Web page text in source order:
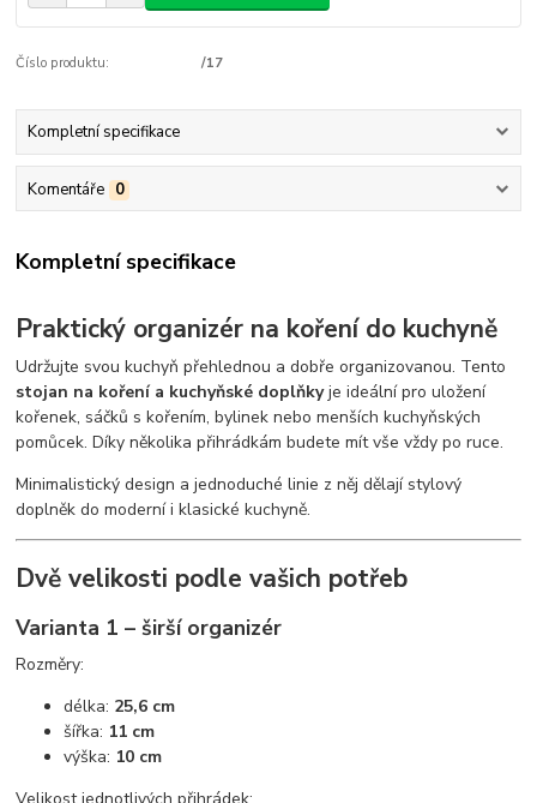
Číslo produktu: /17
Kompletní specifikace
Komentáře 0
Kompletní specifikace
Praktický organizér na koření do kuchyně
Udržujte svou kuchyň přehlednou a dobře organizovanou. Tento
stojan na koření a kuchyňské doplňkyje ideální pro uložení
kořenek, sáčků s kořením, bylinek nebo menších kuchyňských
pomůcek. Díky několika přihrádkám budete mít vše vždy po ruce.
Minimalistický design a jednoduché linie z něj dělají stylový
doplněk do moderní i klasické kuchyně.
Dvě velikosti podle vašich potřeb
Varianta 1 – širší organizér
Rozměry:
délka: 25,6 cm
šířka: 11 cm
výška: 10 cm